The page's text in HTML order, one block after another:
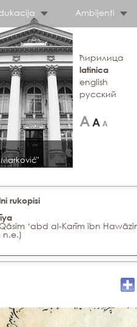
Ambijenti
ћирилица
latinica
english
русский
rukopisi
‘abd al-Karīm ibn
n.e.)